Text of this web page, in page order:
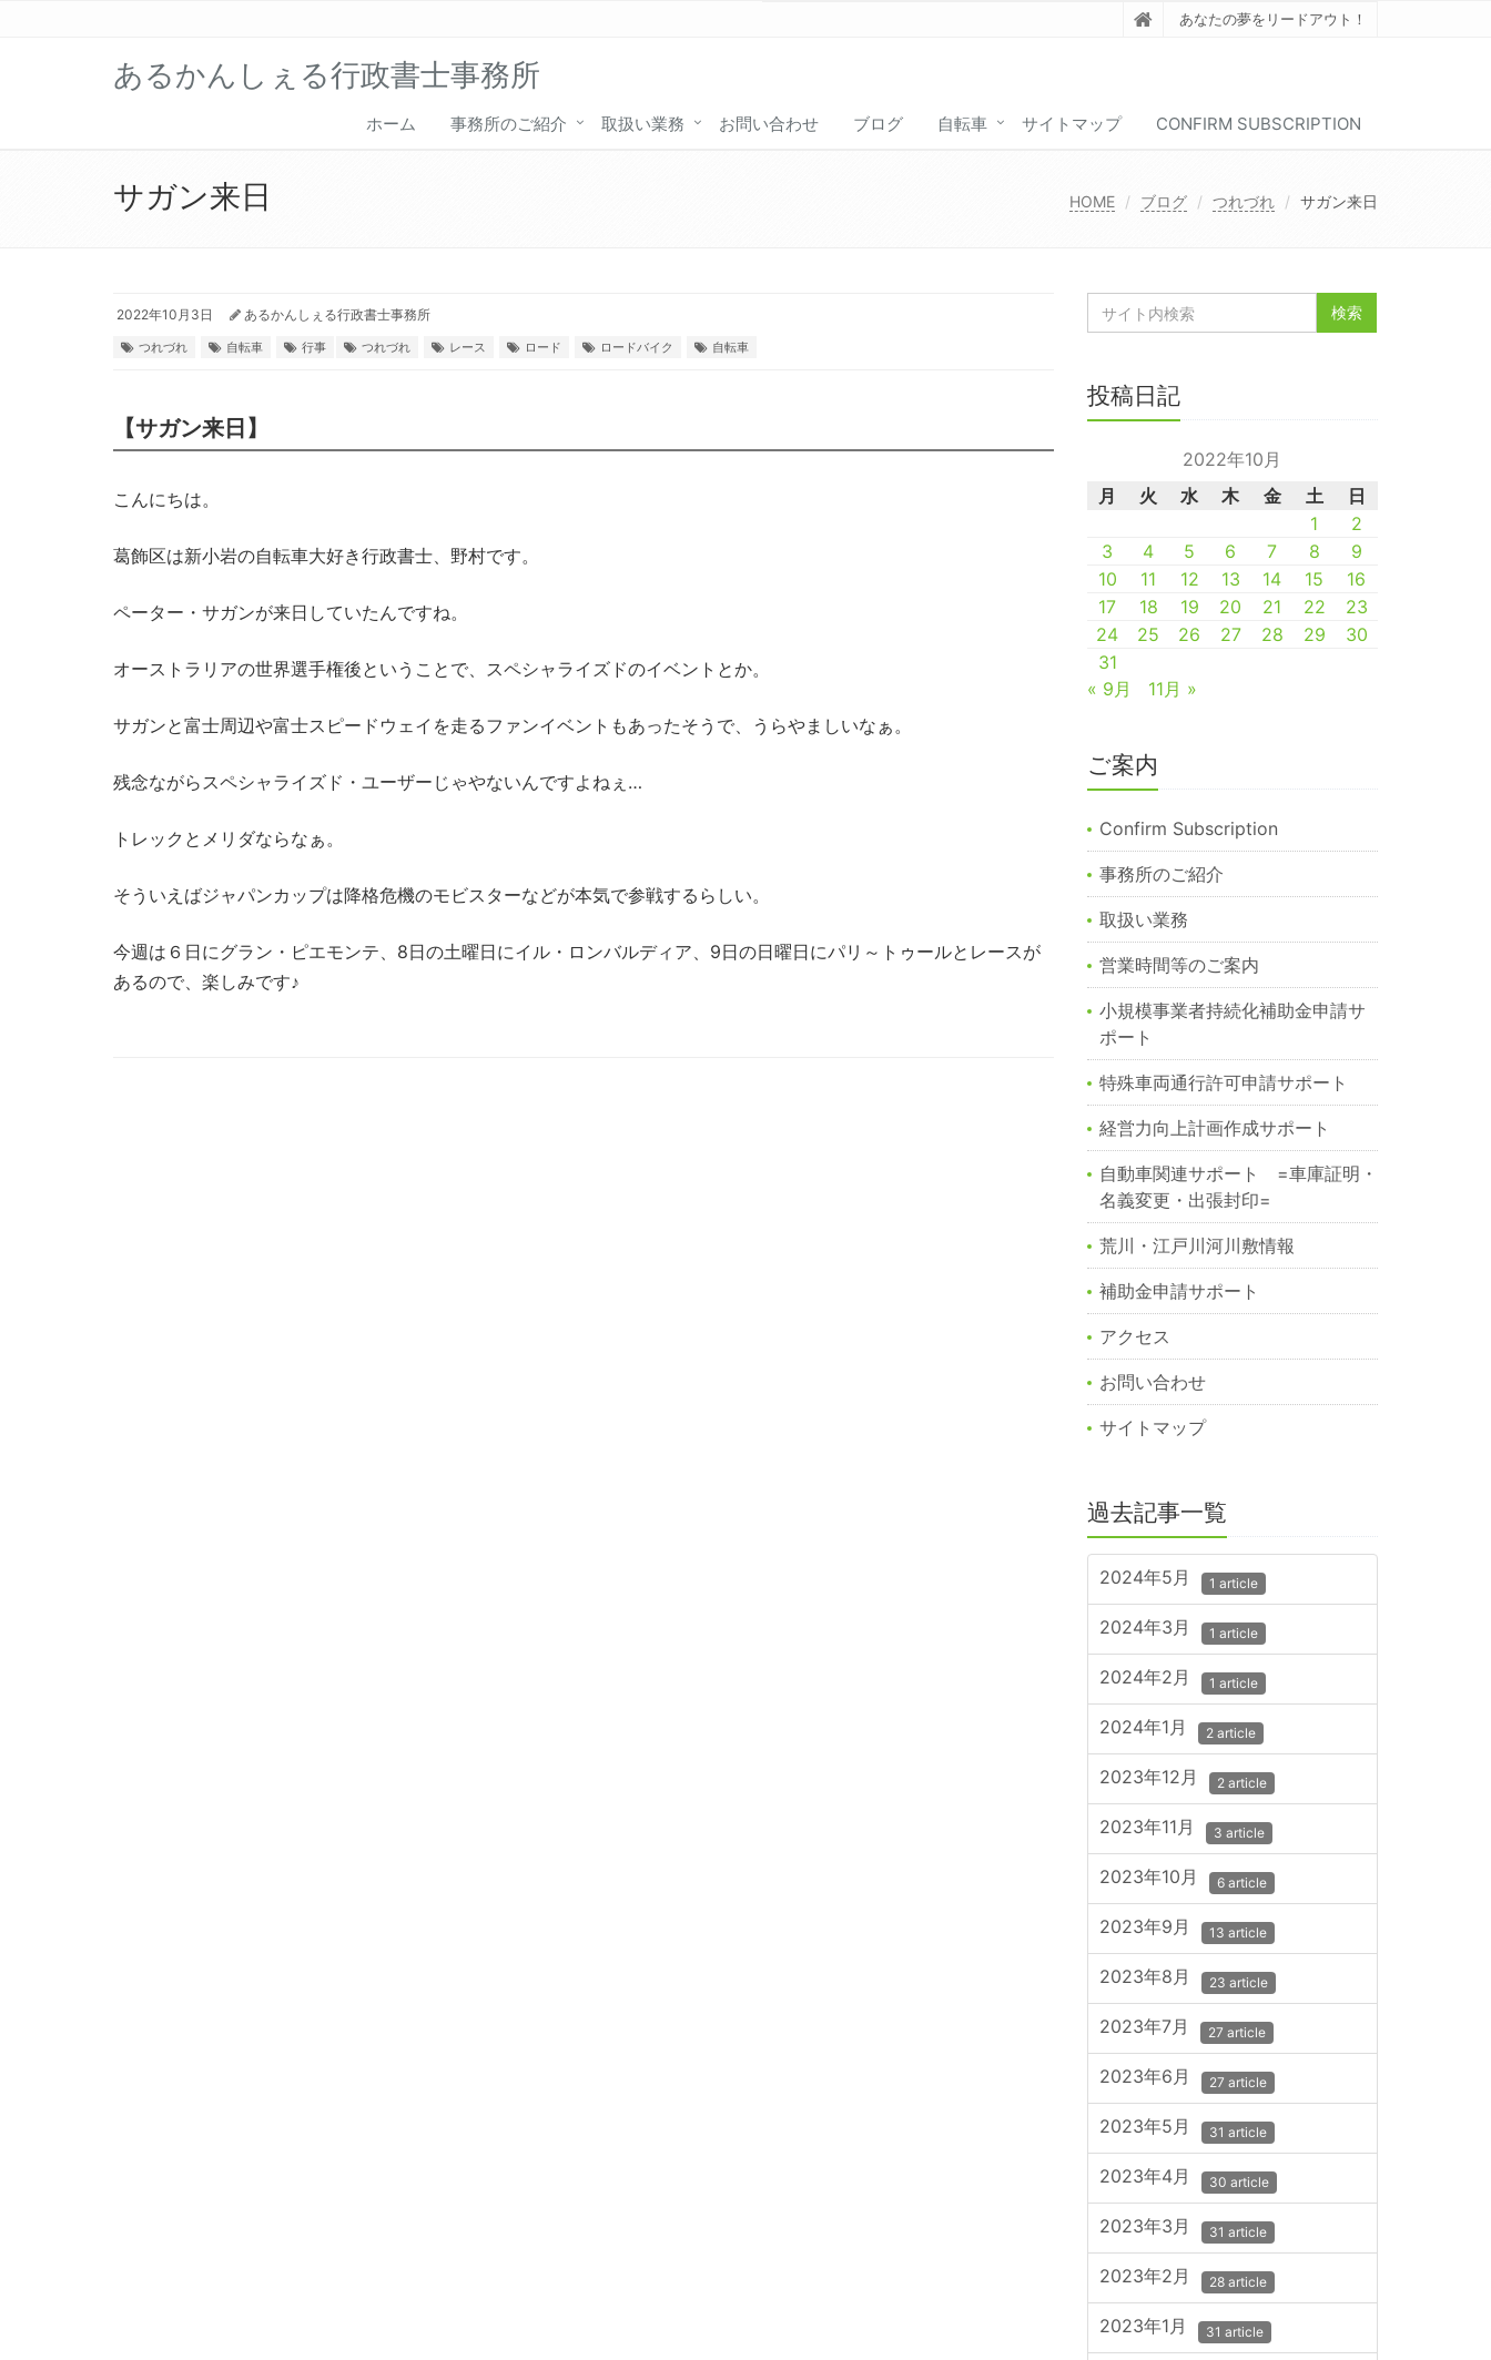
あなたの夢をリードアウト！
あるかんしぇる行政書士事務所
ホーム 事務所のご紹介 取扱い業務 お問い合わせ ブログ 自転車 サイトマップ CONFIRM SUBSCRIPTION
サガン来日 HOME ブログ つれづれ サガン来日
2022年10月3日 あるかんしぇる行政書士事務所
つれづれ 自転車 行事 つれづれ レース ロード ロードバイク 自転車
【サガン来日】
こんにちは。
葛飾区は新小岩の自転車大好き行政書士、野村です。
ペーター・サガンが来日していたんですね。
オーストラリアの世界選手権後ということで、スペシャライズドのイベントとか。
サガンと富士周辺や富士スピードウェイを走るファンイベントもあったそうで、うらやましいなぁ。
残念ながらスペシャライズド・ユーザーじゃやないんですよねぇ…
トレックとメリダならなぁ。
そういえばジャパンカップは降格危機のモビスターなどが本気で参戦するらしい。
今週は６日にグラン・ピエモンテ、8日の土曜日にイル・ロンバルディア、9日の日曜日にパリ～トゥールとレースが
あるので、楽しみです♪
投稿日記
2022年10月
月
火 水 木 金 土
日
1
2
3
4 5 6 7 8
9
10
11 12 13 14 15
16
17
18 19 20 21 22
23
24
25 26 27 28 29
30
31
« 9月
11月 »
ご案内
Confirm Subscription
事務所のご紹介
取扱い業務
営業時間等のご案内
小規模事業者持続化補助金申請サ
ポート
特殊車両通行許可申請サポート
経営力向上計画作成サポート
自動車関連サポート =車庫証明・
名義変更・出張封印=
荒川・江戸川河川敷情報
補助金申請サポート
アクセス
お問い合わせ
サイトマップ
過去記事一覧
2024年5月 1 article
2024年3月 1 article
2024年2月 1 article
2024年1月 2 article
2023年12月 2 article
2023年11月 3 article
2023年10月 6 article
2023年9月 13 article
2023年8月 23 article
2023年7月 27 article
2023年6月 27 article
2023年5月 31 article
2023年4月 30 article
2023年3月 31 article
2023年2月 28 article
2023年1月 31 article